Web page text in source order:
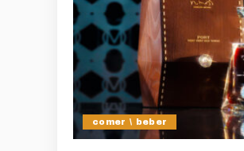
comer \ beber